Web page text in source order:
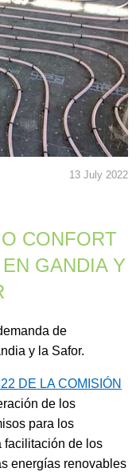
13 July 2022
CONFORT
GANDIA Y
de
y la Safor.
DE LA COMISIÓN
de los
para los
facilitación de los
energías renovables